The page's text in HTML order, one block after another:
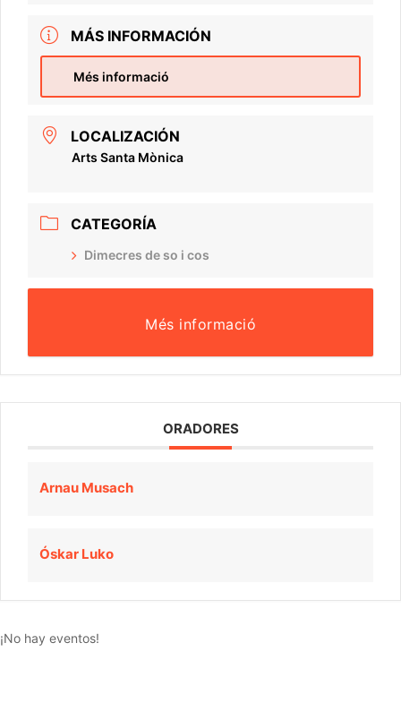
MÁS INFORMACIÓN
Més informació
LOCALIZACIÓN
Arts Santa Mònica
CATEGORÍA
Dimecres de so i cos
Més informació
ORADORES
Arnau Musach
Óskar Luko
¡No hay eventos!